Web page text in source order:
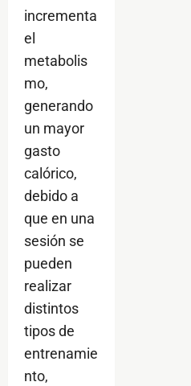
incrementa
el
metabolis
mo,
generando
un mayor
gasto
calórico,
debido a
que en una
sesión se
pueden
realizar
distintos
tipos de
entrenamie
nto,